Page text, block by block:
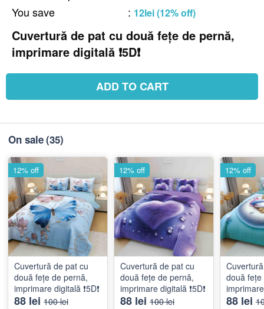
You save : 12lei (12% off)
Cuvertură de pat cu două fețe de pernă,
imprimare digitală ❗️5D❗️
ADD TO CART
On sale(35)
Cuvertură de pat cu
două fețe de pernă,
imprimare digitală ❗️5D❗️
88 lei 100 lei
12% off
Cuvertură de pat cu
două fețe de pernă,
imprimare digitală ❗️5D❗️
88 lei 100 lei
12% off
două
imprimare
88 lei
12% off